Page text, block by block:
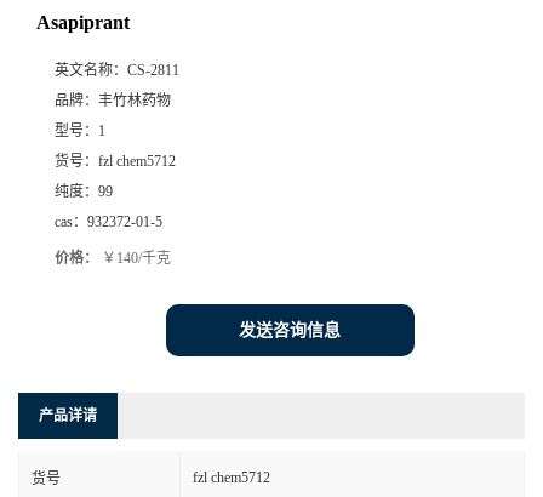
Asapiprant
英文名称： CS-2811
品牌： 丰竹林药物
型号： 1
货号： fzl chem5712
纯度： 99
cas： 932372-01-5
价格： ￥140/千克
发送咨询信息
产品详请
货号 fzl chem5712